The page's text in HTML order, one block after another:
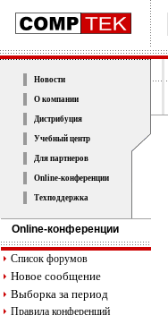
Новости
О компании
Дистрибуция
Учебный центр
Для партнеров
Online-конференции
Техподдержка
Online-конференции
Список форумов
Новое сообщение
Выборка за период
Правила конференций